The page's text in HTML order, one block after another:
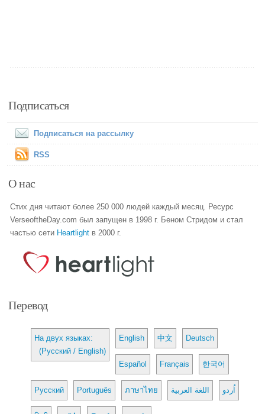
Подписаться
Подписаться на рассылку
RSS
О нас
Стих дня читают более 250 000 людей каждый месяц. Ресурс
VerseoftheDay.com был запущен в 1998 г. Беном Стридом и стал
частью сети Heartlight в 2000 г.
Перевод
На двух языках:
(Русский / English)
English 中文 Deutsch
Español Français 한국어
Русский Português ภาษาไทย اللغة العربية اُردو